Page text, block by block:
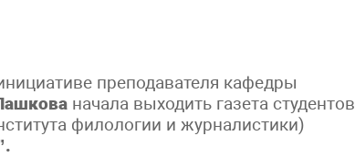
преподавателя кафедры
начала выходить газета студентов
филологии и журналистики)